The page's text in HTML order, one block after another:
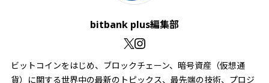
bitbank plus編集部
ビットコインをはじめ、ブロックチェーン、暗号資産（仮想通
貨）に関する世界中の最新のトピックス、最先端の技術、プロジ